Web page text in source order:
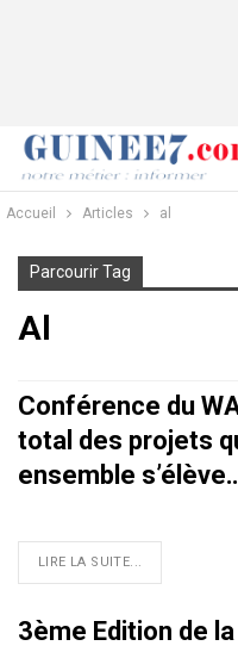
Accueil Articles al
Parcourir Tag
Al
Conférence du
total des projets
ensemble
LIRE LA SUITE...
3ème Edition de